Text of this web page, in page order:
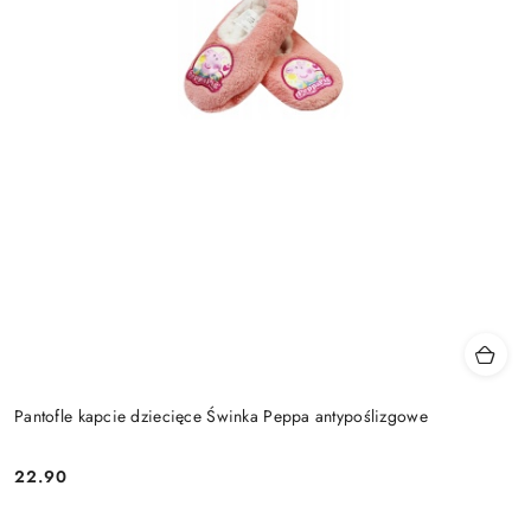
Pantofle kapcie dziecięce Świnka Peppa antypoślizgowe
Cena:
22.90